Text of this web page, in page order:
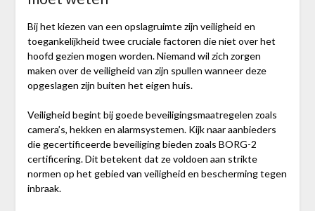
Bij het kiezen van een opslagruimte zijn veiligheid en
toegankelijkheid twee cruciale factoren die niet over het
hoofd gezien mogen worden. Niemand wil zich zorgen
maken over de veiligheid van zijn spullen wanneer deze
opgeslagen zijn buiten het eigen huis.
Veiligheid begint bij goede beveiligingsmaatregelen zoals
camera’s, hekken en alarmsystemen. Kijk naar aanbieders
die gecertificeerde beveiliging bieden zoals BORG-2
certificering. Dit betekent dat ze voldoen aan strikte
normen op het gebied van veiligheid en bescherming tegen
inbraak.